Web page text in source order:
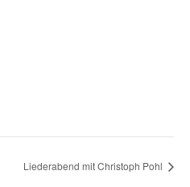
Liederabend mit Christoph Pohl